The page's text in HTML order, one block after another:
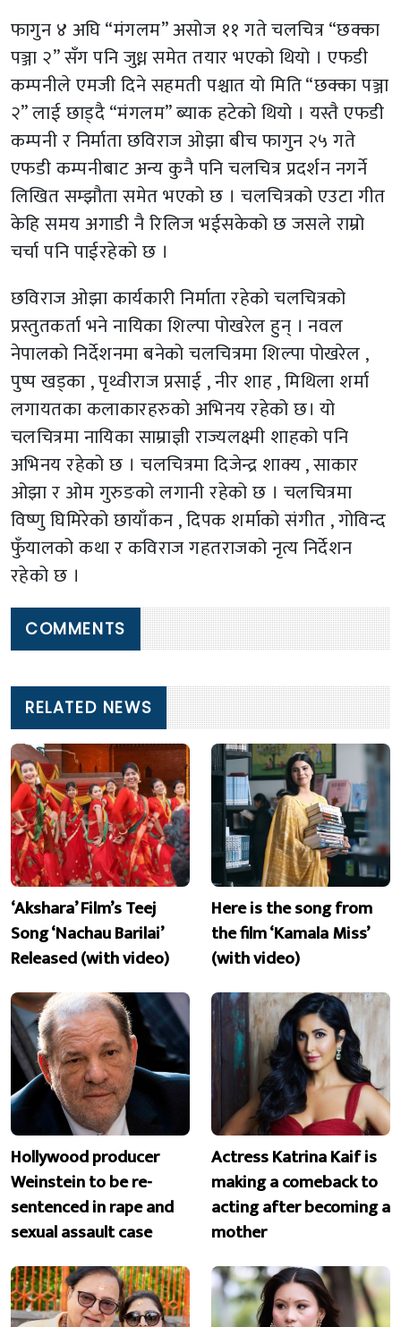
फागुन ४ अघि “मंगलम” असोज ११ गते चलचित्र “छक्का
पञ्जा २” सँग पनि जुध्न समेत तयार भएको थियो । एफडी
कम्पनीले एमजी दिने सहमती पश्चात यो मिति “छक्का पञ्जा
२” लाई छाड्दै “मंगलम” ब्याक हटेको थियो । यस्तै एफडी
कम्पनी र निर्माता छविराज ओझा बीच फागुन २५ गते
एफडी कम्पनीबाट अन्य कुनै पनि चलचित्र प्रदर्शन नगर्ने
लिखित सम्झौता समेत भएको छ । चलचित्रको एउटा गीत
केहि समय अगाडी नै रिलिज भईसकेको छ जसले राम्रो
चर्चा पनि पाईरहेको छ ।
छविराज ओझा कार्यकारी निर्माता रहेको चलचित्रको
प्रस्तुतकर्ता भने नायिका शिल्पा पोखरेल हुन् । नवल
नेपालको निर्देशनमा बनेको चलचित्रमा शिल्पा पोखरेल ,
पुष्प खड्का , पृथ्वीराज प्रसाई , नीर शाह , मिथिला शर्मा
लगायतका कलाकारहरुको अभिनय रहेको छ। यो
चलचित्रमा नायिका साम्राज्ञी राज्यलक्ष्मी शाहको पनि
अभिनय रहेको छ । चलचित्रमा दिजेन्द्र शाक्य , साकार
ओझा र ओम गुरुङको लगानी रहेको छ । चलचित्रमा
विष्णु घिमिरेको छायाँकन , दिपक शर्माको संगीत , गोविन्द
फुँयालको कथा र कविराज गहतराजको नृत्य निर्देशन
रहेको छ ।
COMMENTS
RELATED NEWS
‘Akshara’ Film’s Teej
Song ‘Nachau Barilai’
Released (with video)
Here is the song from
the film ‘Kamala Miss’
(with video)
Hollywood producer
Weinstein to be re-
sentenced in rape and
sexual assault case
Actress Katrina Kaif is
making a comeback to
acting after becoming a
mother